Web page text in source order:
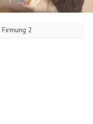
Firmung 2